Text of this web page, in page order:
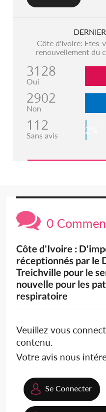
Côte d'Ivoire: Etes-
renouvellement du
3128
Oui
2902
Non
112
Sans avis 2%
0
Côte d'Ivoire :
réceptionnés par le
Treichville pour le
nouvelle pour les
respiratoire
Veuillez vous
contenu.
Votre avis nous
Se Connecter